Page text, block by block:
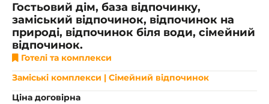
Гостьовий дім, база відпочинку,
заміський відпочинок, відпочинок на
природі, відпочинок біля води, сімейний
відпочинок.
Готелі та комплекси
Заміські комплекси | Сімейний відпочинок
Ціна договірна